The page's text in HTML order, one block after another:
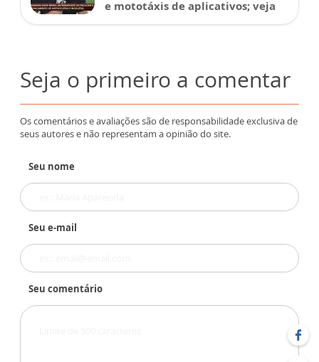
e mototáxis de aplicativos; veja
Seja o primeiro a comentar
Os comentários e avaliações são de responsabilidade exclusiva de
seus autores e não representam a opinião do site.
Seu nome
Seu e-mail
Seu comentário